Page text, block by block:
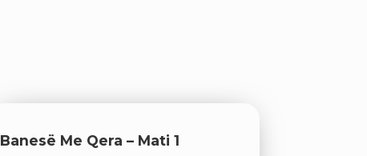
Banesë Me Qera – Mati 1